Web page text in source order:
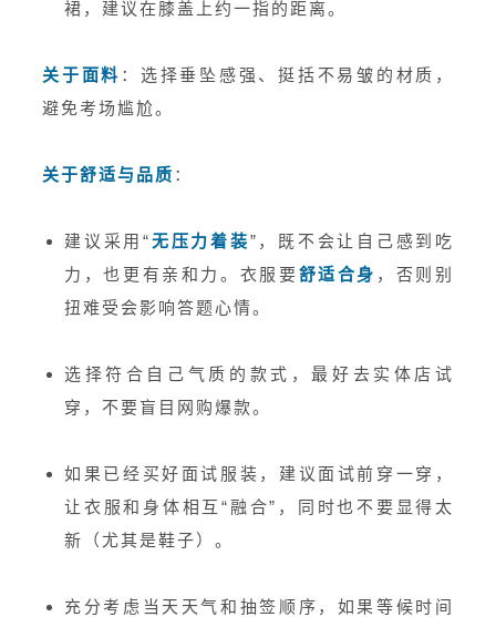
裙，建议在膝盖上约一指的距离。
关于面料 ：选择垂坠感强、挺括不易皱的材质，
避免考场尴尬。
关于舒适与品质 ：
建议采用“无压力着装”，既不会让自己感到吃
力，也更有亲和力。衣服要舒适合身 ，否则别
扭难受会影响答题心情。
选择符合自己气质的款式，最好去实体店试
穿，不要盲目网购爆款。
如果已经买好面试服装，建议面试前穿一穿，
让衣服和身体相互“融合”，同时也不要显得太
新（尤其是鞋子）。
充分考虑当天天气和抽签顺序，如果等候时间